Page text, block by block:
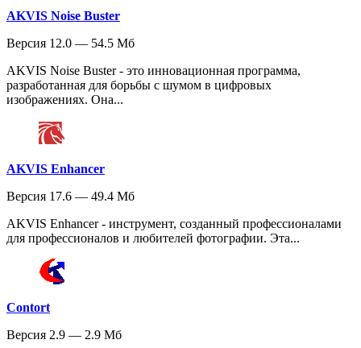
AKVIS Noise Buster
Версия 12.0 — 54.5 Мб
AKVIS Noise Buster - это инновационная программа,
разработанная для борьбы с шумом в цифровых
изображениях. Она...
AKVIS Enhancer
Версия 17.6 — 49.4 Мб
AKVIS Enhancer - инструмент, созданный профессионалами
для профессионалов и любителей фотографии. Эта...
Contort
Версия 2.9 — 2.9 Мб